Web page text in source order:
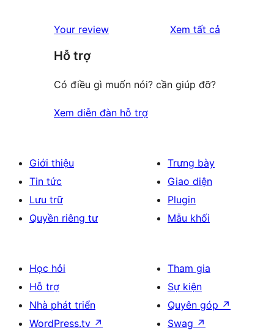
Your review Xem tất cả
Hỗ trợ
Có điều gì muốn nói? cần giúp đỡ?
Xem diễn đàn hỗ trợ
Giới thiệu
Tin tức
Lưu trữ
Quyền riêng tư
Trưng bày
Giao diện
Plugin
Mẫu khối
Học hỏi
Hỗ trợ
Nhà phát triển
WordPress.tv ↗
Tham gia
Sự kiện
Quyên góp ↗
Swag ↗